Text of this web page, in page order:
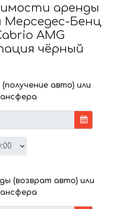
аренды
Мерседес-Бенц
AMG
чёрный
авто) или
(возврат авто) или